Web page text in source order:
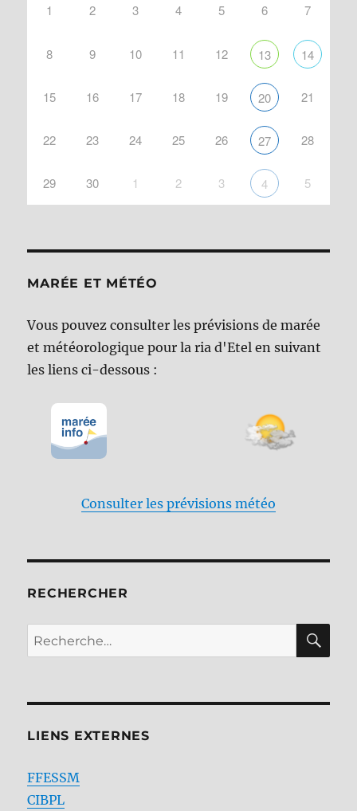
1 2 3 4 5 6 7
8 9 10 11 12 13 14
15 16 17 18 19 20 21
22 23 24 25 26 27 28
29 30 1 2 3 4 5
MARÉE ET MÉTÉO
Vous pouvez consulter les prévisions de marée
et météorologique pour la ria d'Etel en suivant
les liens ci-dessous :
Consulter les prévisions météo
RECHERCHER
Recherche
pour :
LIENS EXTERNES
FFESSM
CIBPL